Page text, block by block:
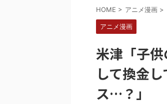
HOME > アニメ漫画 >
アニメ漫画
米津「子
して換金
ス…？」